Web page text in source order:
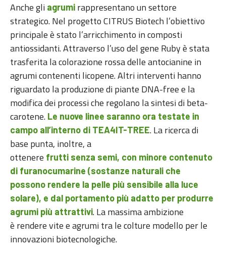
Anche gli agrumi rappresentano un settore
strategico. Nel progetto CITRUS Biotech l’obiettivo
principale è stato l’arricchimento in composti
antiossidanti. Attraverso l’uso del gene Ruby è stata
trasferita la colorazione rossa delle antocianine in
agrumi contenenti licopene. Altri interventi hanno
riguardato la produzione di piante DNA-free e la
modifica dei processi che regolano la sintesi di beta-
carotene. Le nuove linee saranno ora testate in
campo all’interno di TEA4IT-TREE. La ricerca di
base punta, inoltre, a
ottenere frutti senza semi, con minore contenuto
di furanocumarine (sostanze naturali che
possono rendere la pelle più sensibile alla luce
solare), e dal portamento più adatto per produrre
agrumi più attrattivi. La massima ambizione
è rendere vite e agrumi tra le colture modello per le
innovazioni biotecnologiche.